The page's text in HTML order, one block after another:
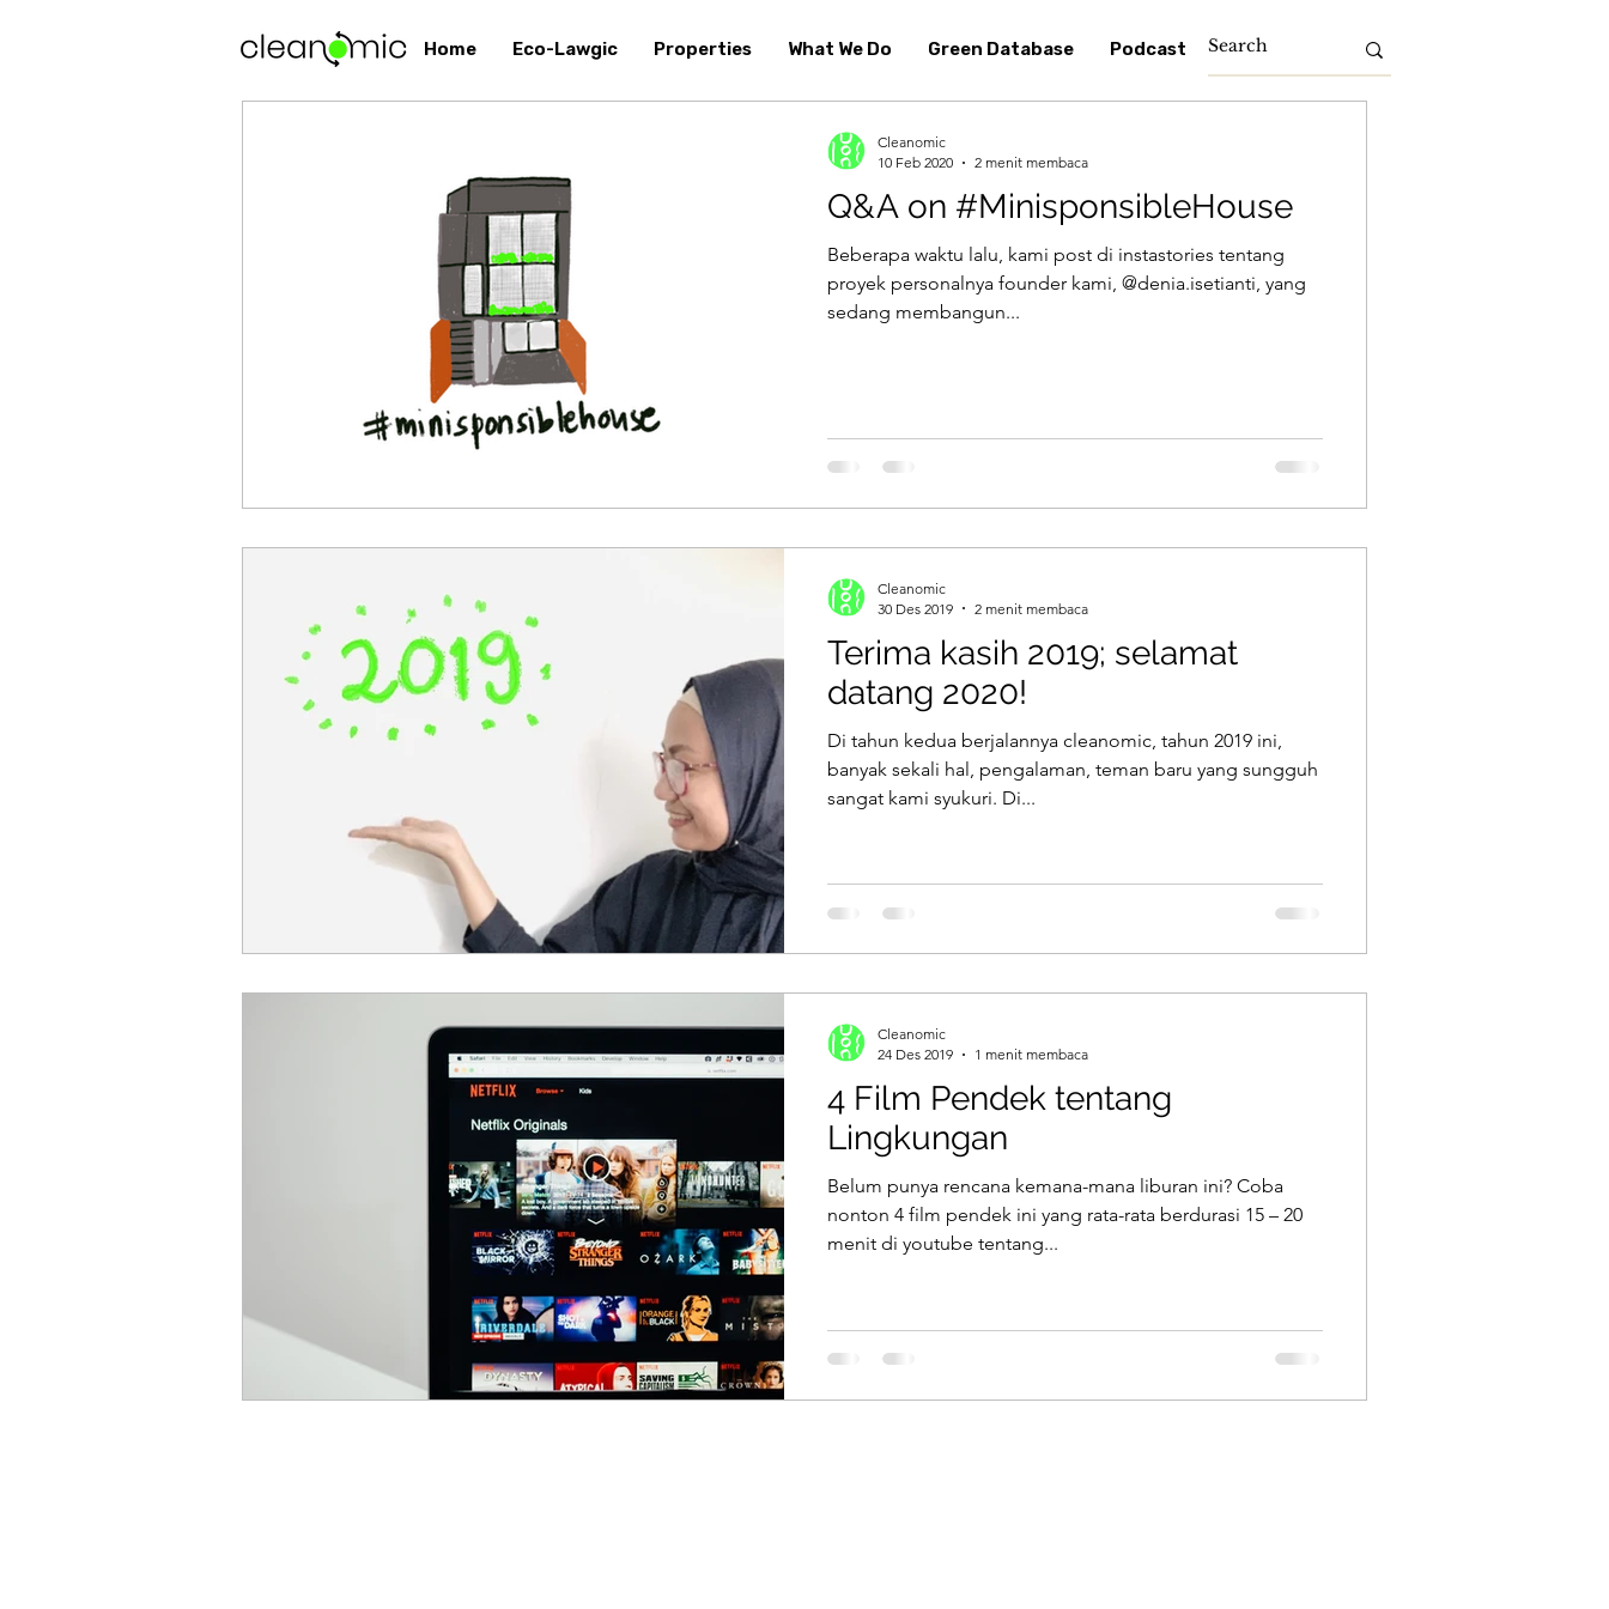
Home Eco-Lawgic Properties What We Do Green Database Podcast
Q&A on #MinisponsibleHouse
Beberapa waktu lalu, kami post di instastories tentang
proyek personalnya founder kami, @denia.isetianti, yang
sedang membangun...
Cleanomic
10 Feb 2020
2 menit membaca
Terima kasih 2019; selamat
datang 2020!
Di tahun kedua berjalannya cleanomic, tahun 2019 ini,
banyak sekali hal, pengalaman, teman baru yang sungguh
sangat kami syukuri. Di...
Cleanomic
30 Des 2019
2 menit membaca
4 Film Pendek tentang
Lingkungan
Belum punya rencana kemana-mana liburan ini? Coba
nonton 4 film pendek ini yang rata-rata berdurasi 15 – 20
menit di youtube tentang...
Cleanomic
24 Des 2019
1 menit membaca